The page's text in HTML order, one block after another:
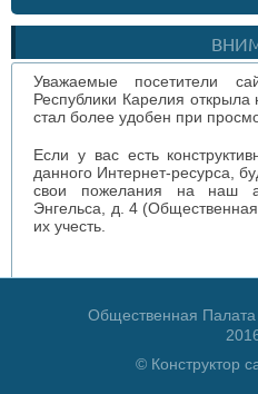
Уважаемые посетители
Республики Карелия
стал более удобен при
Если у вас есть
данного Интернет-ресурса,
свои пожелания на наш
Энгельса, д. 4
их учесть.
Общественная Палата
© Конструктор